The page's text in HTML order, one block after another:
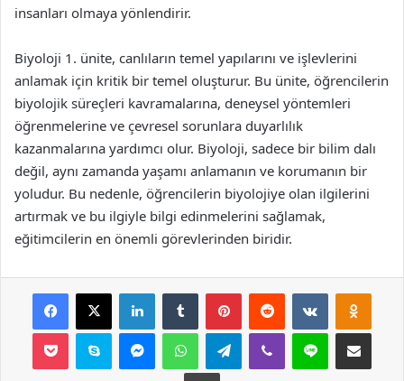
insanları olmaya yönlendirir.
Biyoloji 1. ünite, canlıların temel yapılarını ve işlevlerini
anlamak için kritik bir temel oluşturur. Bu ünite, öğrencilerin
biyolojik süreçleri kavramalarına, deneysel yöntemleri
öğrenmelerine ve çevresel sorunlara duyarlılık
kazanmalarına yardımcı olur. Biyoloji, sadece bir bilim dalı
değil, aynı zamanda yaşamı anlamanın ve korumanın bir
yoludur. Bu nedenle, öğrencilerin biyolojiye olan ilgilerini
artırmak ve bu ilgiyle bilgi edinmelerini sağlamak,
eğitimcilerin en önemli görevlerinden biridir.
Facebook
X LinkedInTumblr PinterestReddit VKontakte
Pocket Skype MessengerWhatsAppTelegramViber Line E-Posta ile
Yazdır